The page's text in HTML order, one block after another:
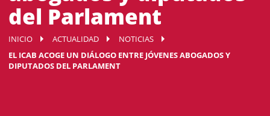
del Parlament
INICIO ACTUALIDAD
NOTICIAS
EL ICAB ACOGE UN DIÁLOGO ENTRE JÓVENES ABOGADOS Y
DIPUTADOS DEL PARLAMENT